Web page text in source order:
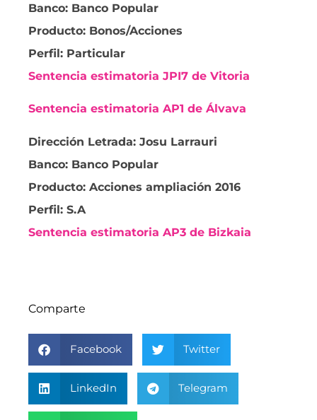
Banco: Banco Popular
Producto: Bonos/Acciones
Perfil: Particular
Sentencia estimatoria JPI7 de Vitoria
Sentencia estimatoria AP1 de Álvava
Dirección Letrada: Josu Larrauri
Banco: Banco Popular
Producto: Acciones ampliación 2016
Perfil: S.A
Sentencia estimatoria AP3 de Bizkaia
Comparte
Facebook Twitter
LinkedIn Telegram